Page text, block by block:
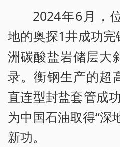
2024年6月，
地的奥探1井成功
洲碳酸盐岩储层大
录。衡钢生产的超
直连型封盐套管成
为中国石油取得“深
新功。